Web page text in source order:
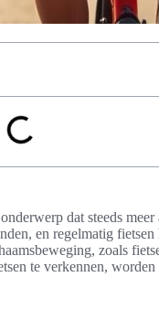
dat steeds
en regelmatig fietsen
zoals
te verkennen,